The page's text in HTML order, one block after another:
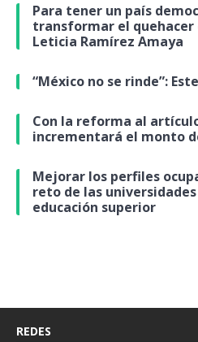
Para tener un país
transformar el quehacer
Leticia Ramírez Amaya
“México no se rinde”:
Con la reforma al
incrementará el monto
Mejorar los perfiles
reto de las
educación superior
REDES